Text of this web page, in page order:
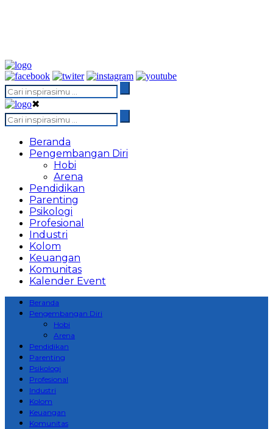
✖
Beranda
Pengembangan Diri
Hobi
Arena
Pendidikan
Parenting
Psikologi
Profesional
Industri
Kolom
Keuangan
Komunitas
Kalender Event
Beranda
Pengembangan Diri
Hobi
Arena
Pendidikan
Parenting
Psikologi
Profesional
Industri
Kolom
Keuangan
Komunitas